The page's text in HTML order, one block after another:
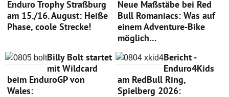
Enduro Trophy Straßburg
am 15./16. August: Heiße
Phase, coole Strecke!
Neue Maßstäbe bei Red
Bull Romaniacs: Was auf
einem Adventure-Bike
möglich…
Billy Bolt startet
mit Wildcard
beim EnduroGP von
Wales:
Bericht -
Enduro4Kids
am RedBull Ring,
Spielberg 2026: